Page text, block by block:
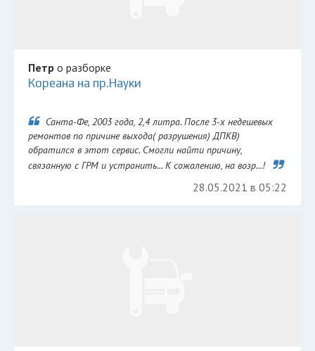
Петр о разборке
Кореана на пр.Науки
Санта-Фе, 2003 года, 2,4 литра. После 3-х недешевых
ремонтов по причине выхода( разрушения) ДПКВ)
обратился в этот сервис. Смогли найти причину,
связанную с ГРМ и устранить... К сожалению, на возр...!
28.05.2021 в 05:22